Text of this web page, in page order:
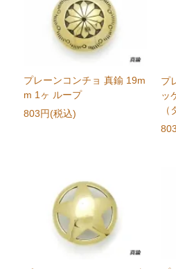
プレーンコンチョ 真鍮 19m
m 1ヶ ループ
803円(税込)
プ
ッ
（